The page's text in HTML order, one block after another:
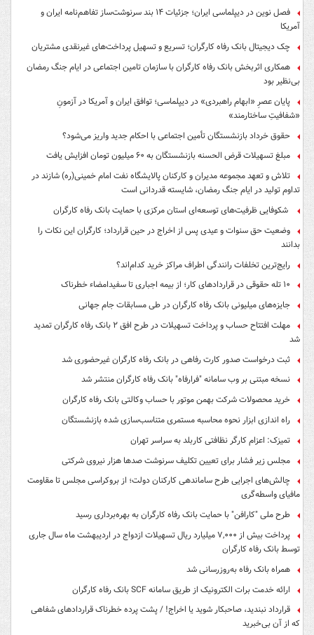
فصل نوین در دیپلماسی ایران؛ جزئیات ۱۴ بند سرنوشت‌ساز تفاهم‌نامه ایران و
آمریکا
چک دیجیتال بانک رفاه کارگران؛ تسریع و تسهیل پرداخت‌های غیرنقدی مشتریان
همکاری اثربخش بانک رفاه کارگران با سازمان تامین اجتماعی در ایام جنگ رمضان
بی‌نظیر بود
پایان عصرِ «ابهام راهبردی» در دیپلماسی؛ توافق ایران و آمریکا در آزمونِ
«شفافیتِ ساختارمند»
حقوق خرداد بازنشستگان تأمین اجتماعی با احکام جدید واریز می‌شود؟
مبلغ تسهیلات قرض الحسنه بازنشستگان به ۶۰ میلیون تومان افزایش یافت
تلاش و تعهد مجموعه مدیران و کارکنان پالایشگاه نفت امام خمینی(ره) شازند در
تداوم تولید در ایام جنگ رمضان، شایسته قدردانی است
شکوفایی ظرفیت‌های توسعه‌ای استان مرکزی با حمایت بانک رفاه کارگران
وضعیت حق سنوات و عیدی پس از اخراج در حین قرارداد؛ کارگران این نکات را
بدانند
رایج‌ترین تخلفات رانندگی اطراف مراکز خرید کدام‌اند؟
۱۰ تله حقوقی در قراردادهای کار؛ از بیمه اجباری تا سفیدامضاء خطرناک
جایزه‌های میلیونی بانک رفاه کارگران در طی مسابقات جام جهانی
مهلت افتتاح حساب و پرداخت تسهیلات در طرح افق ۲ بانک رفاه کارگران تمدید
شد
ثبت درخواست صدور کارت رفاهی در بانک رفاه کارگران غیرحضوری شد
نسخه مبتنی بر وب سامانه "فرارفاه" بانک رفاه کارگران منتشر شد
خرید محصولات شرکت بهمن موتور با حساب وکالتی بانک رفاه کارگران
راه اندازی ابزار نحوه محاسبه مستمری متناسب‌سازی شده بازنشستگان
تمیزک: اعزام کارگر نظافتی کاربلد به سراسر تهران
مجلس زیر فشار برای تعیین تکلیف سرنوشت صدها هزار نیروی شرکتی
چالش‌های اجرایی طرح ساماندهی کارکنان دولت؛ از بروکراسی مجلس تا مقاومت
مافیای واسطه‌گری
طرح ملی "کارافن" با حمایت بانک رفاه کارگران به بهره‌برداری رسید
پرداخت بیش از ۷,۰۰۰ میلیارد ریال تسهیلات ازدواج در اردیبهشت ماه سال جاری
توسط بانک رفاه کارگران
همراه بانک رفاه به‌روزرسانی شد
ارائه خدمت برات الکترونیک از طریق سامانه SCF بانک رفاه کارگران
قرارداد نبندید، صاحبکار شوید یا اخراج! / پشت پرده خطرناک قراردادهای شفاهی
که از آن بی‌خبرید